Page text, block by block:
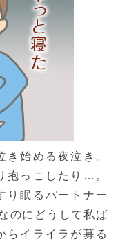
始める夜泣き。
抱っこしたり…。
り眠るパートナー
のにどうして私ば
イライラが募る